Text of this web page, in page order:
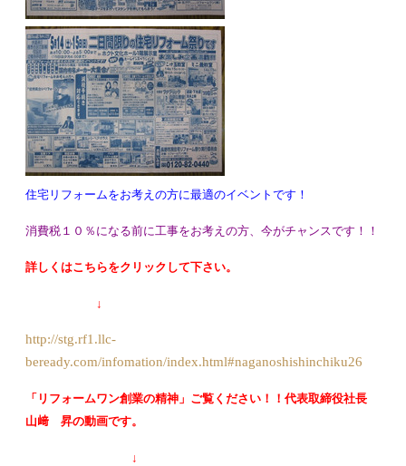
住宅リフォームをお考えの方に最適のイベントです！
消費税１０％になる前に工事をお考えの方、今がチャンスです！！
詳しくはこちらをクリックして下さい。
↓
http://stg.rf1.llc-
beready.com/infomation/index.html#naganoshishinchiku26
「リフォームワン創業の精神」ご覧ください！！代表取締役社長
山﨑 昇の動画です。
↓